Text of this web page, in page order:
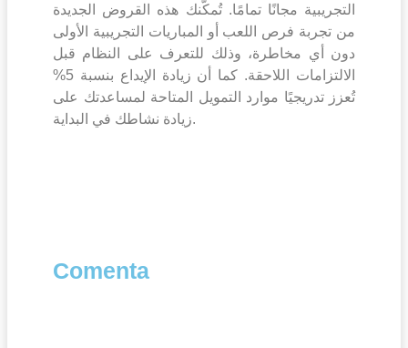
التجريبية مجانًا تمامًا. تُمكّنك هذه القروض الجديدة
من تجربة فرص اللعب أو المباريات التجريبية الأولى
دون أي مخاطرة، وذلك للتعرف على النظام قبل
الالتزامات اللاحقة. كما أن زيادة الإيداع بنسبة 5%
تُعزز تدريجيًا موارد التمويل المتاحة لمساعدتك على
زيادة نشاطك في البداية.
Comenta